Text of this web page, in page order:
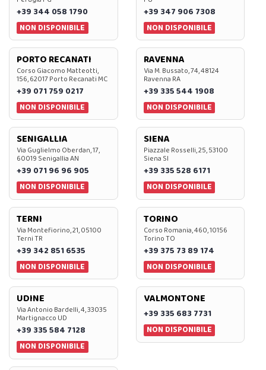
+39 344 058 1790
NON DISPONIBILE
+39 347 906 7308
NON DISPONIBILE
PORTO RECANATI
Corso Giacomo Matteotti,
156, 62017 Porto Recanati MC
+39 071 759 0217
NON DISPONIBILE
RAVENNA
Via M. Bussato, 74, 48124
Ravenna RA
+39 335 544 1908
NON DISPONIBILE
SENIGALLIA
Via Guglielmo Oberdan, 17,
60019 Senigallia AN
+39 071 96 96 905
NON DISPONIBILE
SIENA
Piazzale Rosselli, 25, 53100
Siena SI
+39 335 528 6171
NON DISPONIBILE
TERNI
Via Montefiorino, 21, 05100
Terni TR
+39 342 851 6535
NON DISPONIBILE
TORINO
Corso Romania, 460, 10156
Torino TO
+39 375 73 89 174
NON DISPONIBILE
UDINE
Via Antonio Bardelli, 4, 33035
Martignacco UD
+39 335 584 7128
NON DISPONIBILE
VALMONTONE
+39 335 683 7731
NON DISPONIBILE